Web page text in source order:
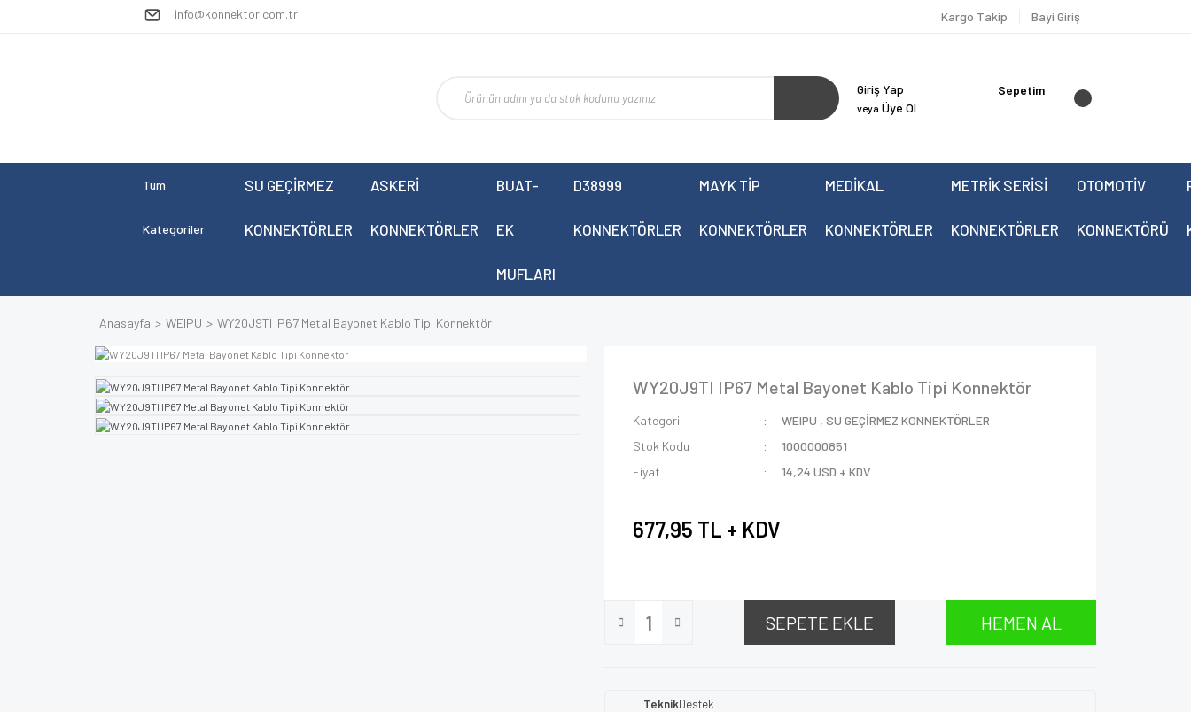
info@konnektor.com.tr Kargo Takip Bayi Giriş
Giriş Yap
veya Üye Ol
Sepetim
Tüm
Kategoriler
SU GEÇİRMEZ
KONNEKTÖRLER
ASKERİ
KONNEKTÖRLER
BUAT-
EK
MUFLARI
D38999
KONNEKTÖRLER
MAYK TİP
KONNEKTÖRLER
MEDİKAL
KONNEKTÖRLER
METRİK SERİSİ
KONNEKTÖRLER
OTOMOTİV
KONNEKTÖRÜ
Anasayfa WEIPU WY20J9TI IP67 Metal Bayonet Kablo Tipi Konnektör
WY20J9TI IP67 Metal Bayonet Kablo Tipi Konnektör
Kategori WEIPU ,SU GEÇİRMEZ KONNEKTÖRLER
Stok Kodu
1000000851
Fiyat
14,24 USD + KDV
677,95 TL + KDV
SEPETE EKLE HEMEN AL
TeknikDestek